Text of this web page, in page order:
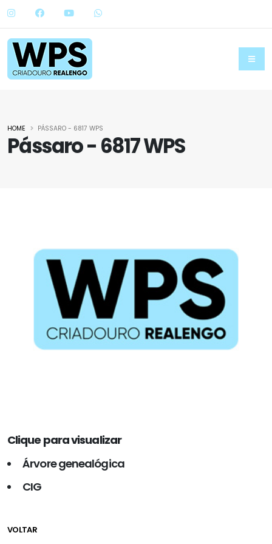
Pássaro - 6817 WPS
HOME PÁSSARO - 6817 WPS
Clique para visualizar
Árvore genealógica
CIG
VOLTAR